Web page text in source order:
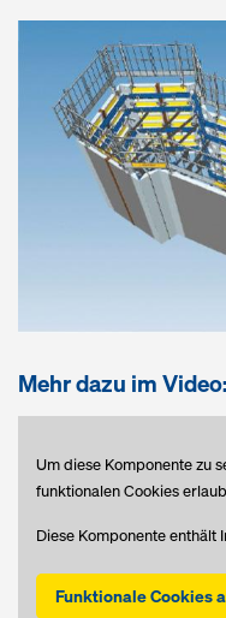
Mehr dazu im Video:
Um diese Komponente zu
funktionalen Cookies
Diese Komponente enthält
Funktionale Cookies